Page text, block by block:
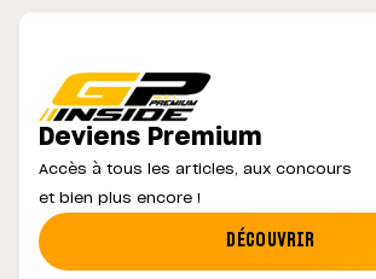
Deviens Premium
Accès à tous les articles, aux concours
et bien plus encore !
DÉCOUVRIR